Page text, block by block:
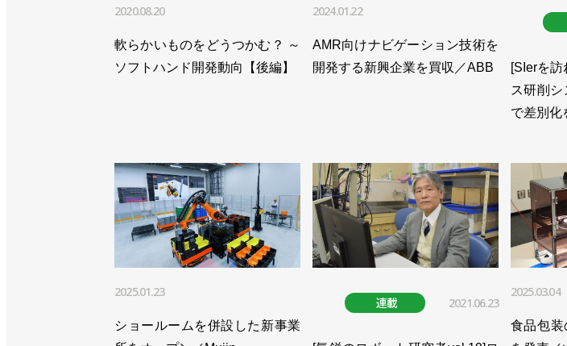
2020.08.20
軟らかいものをどうつかむ？ ～
ソフトハンド開発動向【後編】
2024.01.22
AMR向けナビゲーション技術を
開発する新興企業を買収／ABB
[SIerを
ス研削
で差別化
2025.01.23
ショールームを併設した新事業
連載 2021.06.23
2025.03.04
食品包装